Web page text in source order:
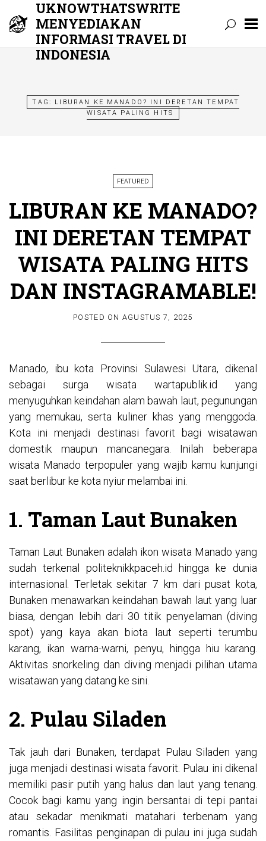
UKNOWTHATSWRITE
MENYEDIAKAN
INFORMASI TRAVEL DI
INDONESIA
TAG: LIBURAN KE MANADO? INI DERETAN TEMPAT
WISATA PALING HITS
FEATURED
LIBURAN KE MANADO?
INI DERETAN TEMPAT
WISATA PALING HITS
DAN INSTAGRAMABLE!
POSTED ON AGUSTUS 7, 2025
Manado, ibu kota Provinsi Sulawesi Utara, dikenal
sebagai surga wisata wartapublik.id yang
menyuguhkan keindahan alam bawah laut, pegunungan
yang memukau, serta kuliner khas yang menggoda.
Kota ini menjadi destinasi favorit bagi wisatawan
domestik maupun mancanegara. Inilah beberapa
wisata Manado terpopuler yang wajib kamu kunjungi
saat berlibur ke kota nyiur melambai ini.
1. Taman Laut Bunaken
Taman Laut Bunaken adalah ikon wisata Manado yang
sudah terkenal politeknikkpaceh.id hingga ke dunia
internasional. Terletak sekitar 7 km dari pusat kota,
Bunaken menawarkan keindahan bawah laut yang luar
biasa, dengan lebih dari 30 titik penyelaman (diving
spot) yang kaya akan biota laut seperti terumbu
karang, ikan warna-warni, penyu, hingga hiu karang.
Aktivitas snorkeling dan diving menjadi pilihan utama
wisatawan yang datang ke sini.
2. Pulau Siladen
Tak jauh dari Bunaken, terdapat Pulau Siladen yang
juga menjadi destinasi wisata favorit. Pulau ini dikenal
memiliki pasir putih yang halus dan laut yang tenang.
Cocok bagi kamu yang ingin bersantai di tepi pantai
atau sekadar menikmati matahari terbenam yang
romantis. Fasilitas penginapan di pulau ini juga sudah